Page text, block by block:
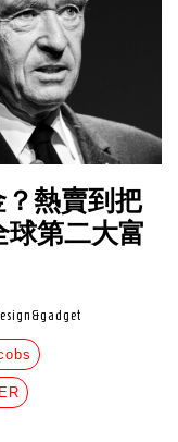
？熱賣到把
球第二大富